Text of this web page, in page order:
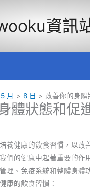
資訊
5 月 8 日 改善你的身體
體狀態和促
養健康的飲食習慣，以改
們的健康中起著重要的作
理、免疫系統和整體身體
康的飲食習慣：